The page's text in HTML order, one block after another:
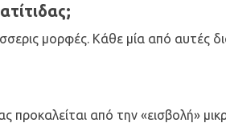
μορφές. Κάθε μία από αυτές
προκαλείται από την «εισβολή»